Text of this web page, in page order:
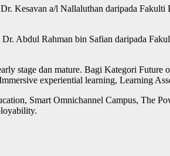
Kesavan a/l Nallaluthan daripada
Abdul Rahman bin Safian daripada
stage dan mature. Bagi Kategori
experiential learning, Learning
Smart Omnichannel Campus, The